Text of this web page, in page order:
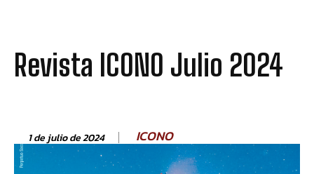
Revista ICONO Julio 2024
1 de julio de 2024 ICONO